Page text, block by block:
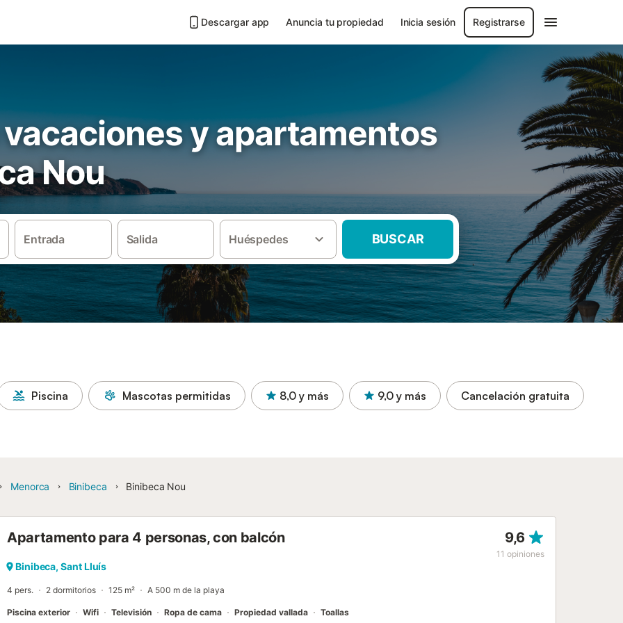
Descargar app Anuncia tu propiedad Inicia sesión Registrarse
y apartamentos
Nou
Entrada Salida Huéspedes BUSCAR
Piscina Mascotas permitidas 8,0 y más 9,0 y más Cancelación gratuita
Menorca Binibeca Binibeca Nou
Apartamento para 4 personas, con balcón 9,6
11 opiniones
Binibeca, Sant Lluís
4 pers. 2 dormitorios 125 m² A 500 m de la playa
Piscina exterior Wifi Televisión Ropa de cama Propiedad vallada Toallas